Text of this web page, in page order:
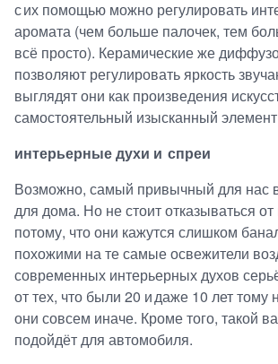
с их помощью можно регулировать
аромата (чем больше палочек, тем
всё просто). Керамические же
позволяют регулировать яркость
выглядят они как произведения
самостоятельный изысканный
интерьерные духи и спреи
Возможно, самый привычный для нас
для дома. Но не стоит отказываться от
потому, что они кажутся слишком
похожими на те самые освежители
современных интерьерных духов
от тех, что были 20 и даже 10 лет тому
они совсем иначе. Кроме того, такой
подойдёт для автомобиля.